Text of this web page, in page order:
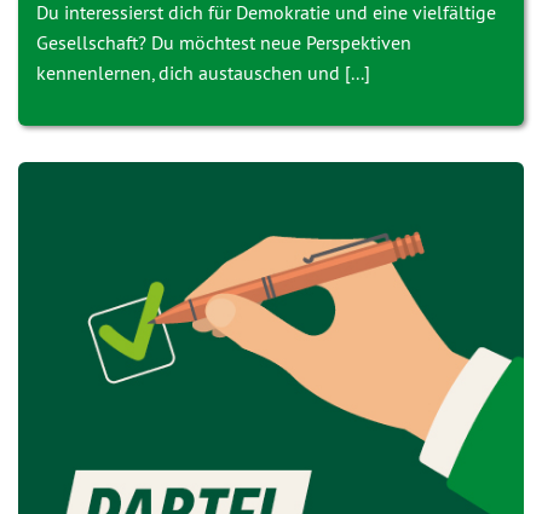
Du interessierst dich für Demokratie und eine vielfältige
Gesellschaft? Du möchtest neue Perspektiven
kennenlernen, dich austauschen und [...]